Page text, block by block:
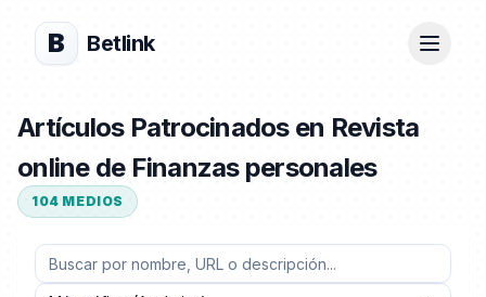
B Betlink
Artículos Patrocinados en Revista
online de Finanzas personales
104 MEDIOS